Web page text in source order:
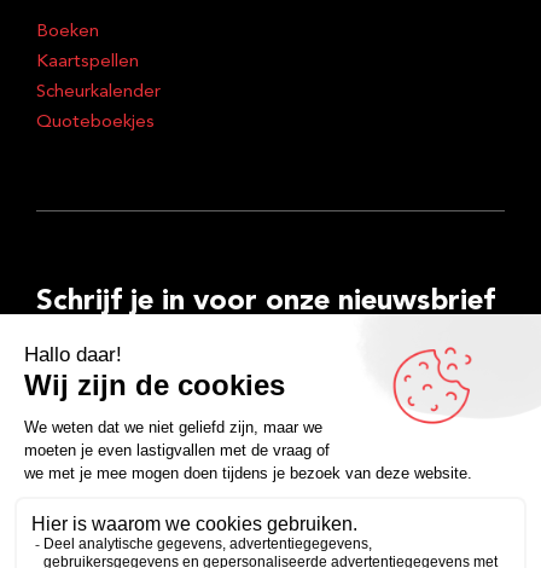
Boeken
Kaartspellen
Scheurkalender
Quoteboekjes
Schrijf je in voor onze nieuwsbrief
E-
mailadres
Inschrijven
FacebookInstagramLinkedInYouTubeSpotify